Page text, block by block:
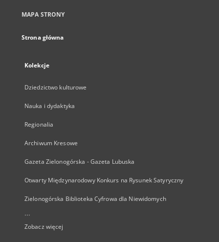
MAPA STRONY
Strona główna
Kolekcje
Dziedzictwo kulturowe
Nauka i dydaktyka
Regionalia
Archiwum Kresowe
Gazeta Zielonogórska - Gazeta Lubuska
Otwarty Międzynarodowy Konkurs na Rysunek Satyryczny
Zielonogórska Biblioteka Cyfrowa dla Niewidomych
...
Zobacz więcej